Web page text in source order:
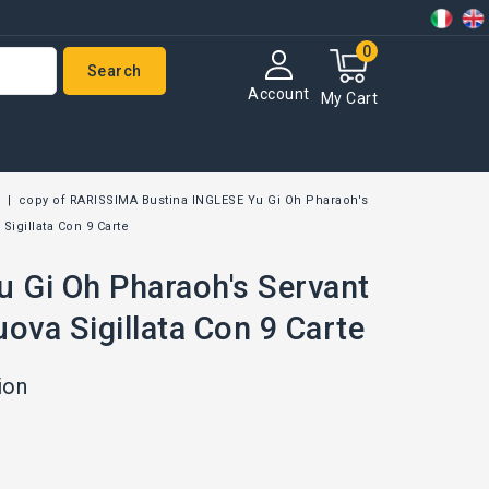
My Cart
0
Account
Search
copy of RARISSIMA Bustina INGLESE Yu Gi Oh Pharaoh's
Con 9 Carte
Gi Oh Pharaoh's Servant
Sigillata Con 9 Carte